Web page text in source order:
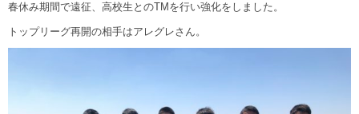
春休み期間で遠征、高校生とのTMを行い強化をしました。
トップリーグ再開の相手はアレグレさん。